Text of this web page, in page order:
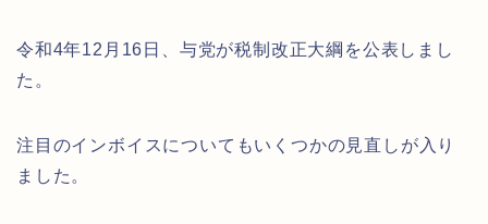
令和4年12月16日、与党が税制改正大綱を公表しまし
た。
注目のインボイスについてもいくつかの見直しが入り
ました。